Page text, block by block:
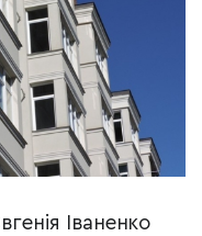
Іваненко